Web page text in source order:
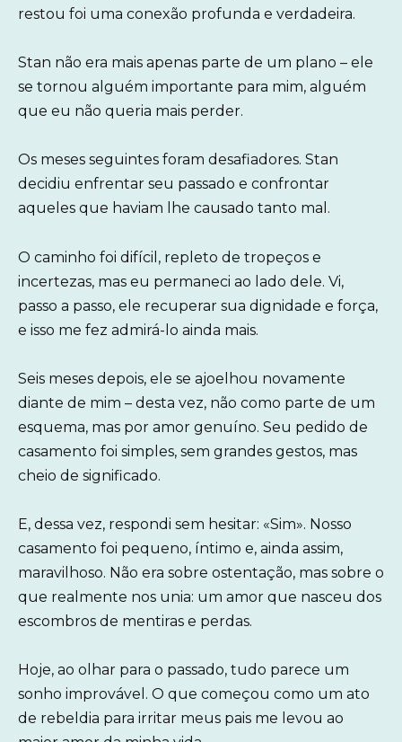
restou foi uma conexão profunda e verdadeira.
Stan não era mais apenas parte de um plano – ele
se tornou alguém importante para mim, alguém
que eu não queria mais perder.
Os meses seguintes foram desafiadores. Stan
decidiu enfrentar seu passado e confrontar
aqueles que haviam lhe causado tanto mal.
O caminho foi difícil, repleto de tropeços e
incertezas, mas eu permaneci ao lado dele. Vi,
passo a passo, ele recuperar sua dignidade e força,
e isso me fez admirá-lo ainda mais.
Seis meses depois, ele se ajoelhou novamente
diante de mim – desta vez, não como parte de um
esquema, mas por amor genuíno. Seu pedido de
casamento foi simples, sem grandes gestos, mas
cheio de significado.
E, dessa vez, respondi sem hesitar: «Sim». Nosso
casamento foi pequeno, íntimo e, ainda assim,
maravilhoso. Não era sobre ostentação, mas sobre o
que realmente nos unia: um amor que nasceu dos
escombros de mentiras e perdas.
Hoje, ao olhar para o passado, tudo parece um
sonho improvável. O que começou como um ato
de rebeldia para irritar meus pais me levou ao